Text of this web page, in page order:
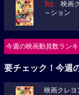
3位 映画
～ション
今週の映画動員数ラン
要チェック！今週
映画クレヨ